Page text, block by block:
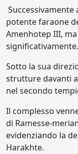
potente faraone
Amenhotep III,
significativamente.
Sotto la sua
strutture davanti
nel secondo
Il complesso
di Ramesse-
evidenziando la
Harakhte.